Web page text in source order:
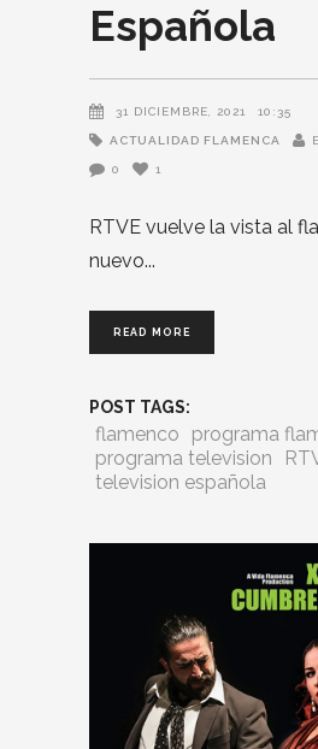
Española
31 DICIEMBRE, 2021 10:35
ACTUALIDAD FLAMENCA
0 1
RTVE vuelve la vista al
nuevo
READ MORE
POST TAGS:
flamenco
programa
programa television
television española